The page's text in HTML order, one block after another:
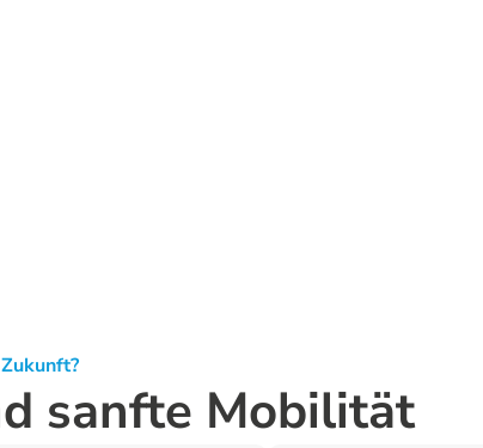
sanfte Mobilität